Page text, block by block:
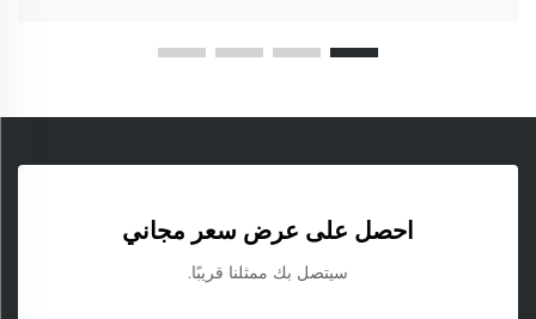
احصل على عرض سعر مجاني
سيتصل بك ممثلنا قريبًا.